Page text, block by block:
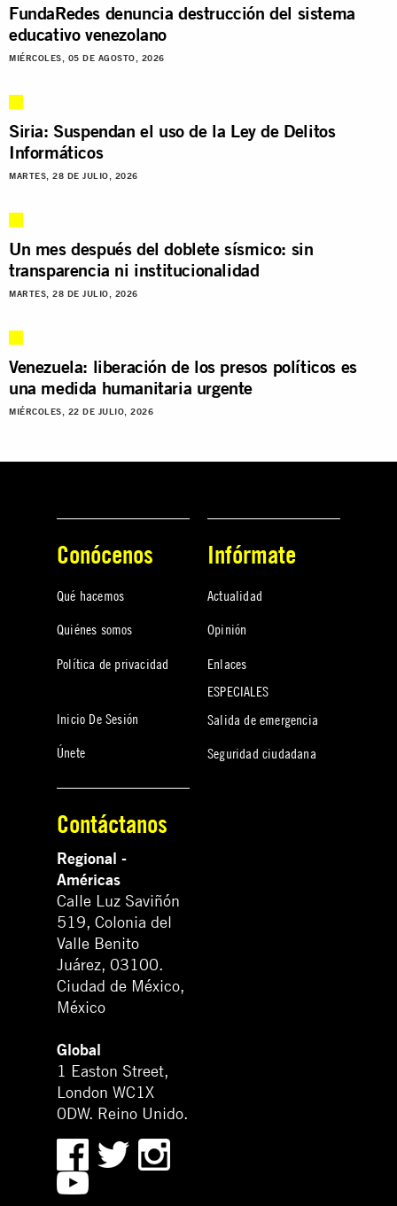
FundaRedes denuncia destrucción del sistema
educativo venezolano
MIÉRCOLES, 05 DE AGOSTO, 2026
Siria: Suspendan el uso de la Ley de Delitos
Informáticos
MARTES, 28 DE JULIO, 2026
Un mes después del doblete sísmico: sin
transparencia ni institucionalidad
MARTES, 28 DE JULIO, 2026
Venezuela: liberación de los presos políticos es
una medida humanitaria urgente
MIÉRCOLES, 22 DE JULIO, 2026
Conócenos
Qué hacemos
Quiénes somos
Política de privacidad
Inicio De Sesión
Únete
Infórmate
Actualidad
Opinión
Enlaces
ESPECIALES
Salida de emergencia
Seguridad ciudadana
Contáctanos
Regional -
Américas
Calle Luz Saviñón
519, Colonia del
Valle Benito
Juárez, 03100.
Ciudad de México,
México
Global
1 Easton Street,
London WC1X
0DW. Reino Unido.